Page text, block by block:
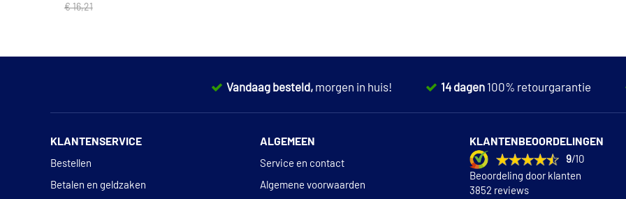
€ 16,21
Vandaag besteld, morgen in huis! 14 dagen 100% retourgarantie
KLANTENSERVICE
Bestellen
Betalen en geldzaken
ALGEMEEN
Service en contact
Algemene voorwaarden
KLANTENBEOORDELINGEN
9/10
Beoordeling door klanten
3852 reviews